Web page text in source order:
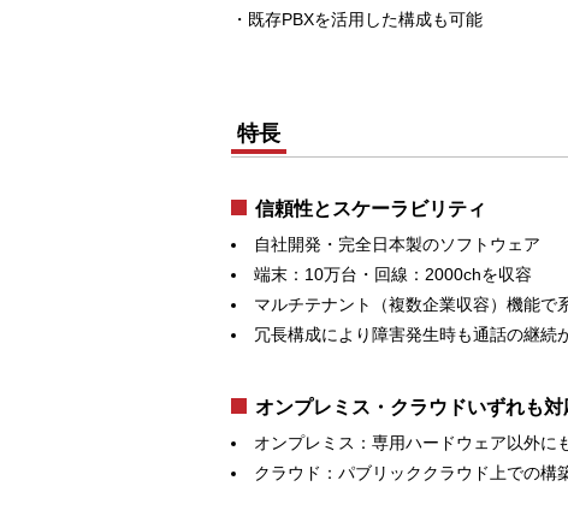
・既存PBXを活用した構成も可能
特長
信頼性とスケーラビリティ
自社開発・完全日本製のソフトウェア
端末：10万台・回線：2000chを収容
マルチテナント（複数企業収容）機能で
冗長構成により障害発生時も通話の継続
オンプレミス・クラウドいずれも対
オンプレミス：専用ハードウェア以外に
クラウド：パブリッククラウド上での構